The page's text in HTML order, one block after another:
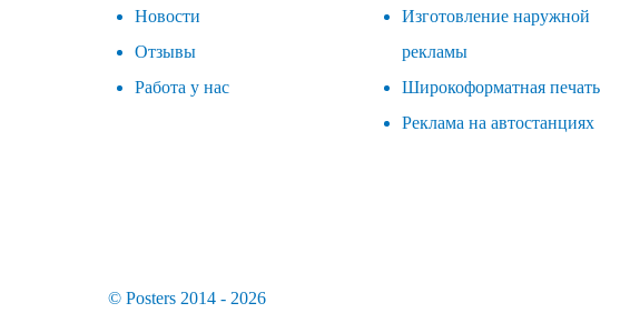
Новости
Отзывы
Работа у нас
Изготовление наружной
рекламы
Широкоформатная печать
Реклама на автостанциях
© Posters 2014 - 2026